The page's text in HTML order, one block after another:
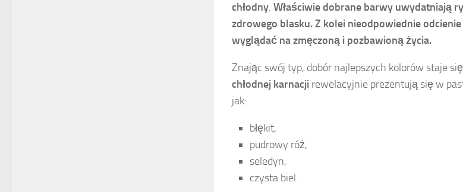
chłodny. Właściwie dobrane barwy uwydatniają
zdrowego blasku.Z kolei nieodpowiednie
wyglądać na zmęczoną i pozbawioną życia.
Znając swój typ, dobór najlepszych kolorów staje
chłodnej karnacji rewelacyjnie prezentują się w
jak:
błękit,
pudrowy róż,
seledyn,
czysta biel.